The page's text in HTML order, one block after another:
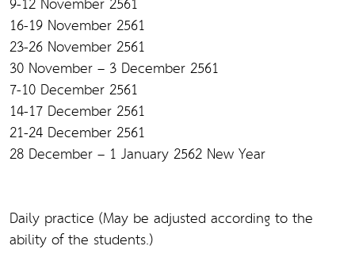
16-19 November 2561
23-26 November 2561
30 November – 3 December 2561
7-10 December 2561
14-17 December 2561
21-24 December 2561
28 December – 1 January 2562 New Year
Daily practice (May be adjusted according to the
ability of the students.)